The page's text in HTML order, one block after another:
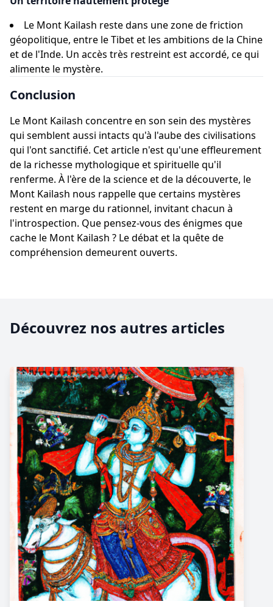
Le Mont Kailash reste dans une zone de friction
géopolitique, entre le Tibet et les ambitions de la Chine
et de l'Inde. Un accès très restreint est accordé, ce qui
alimente le mystère.
Conclusion
Le Mont Kailash concentre en son sein des mystères
qui semblent aussi intacts qu'à l'aube des civilisations
qui l'ont sanctifié. Cet article n'est qu'une effleurement
de la richesse mythologique et spirituelle qu'il
renferme. À l'ère de la science et de la découverte, le
Mont Kailash nous rappelle que certains mystères
restent en marge du rationnel, invitant chacun à
l'introspection. Que pensez-vous des énigmes que
cache le Mont Kailash ? Le débat et la quête de
compréhension demeurent ouverts.
Découvrez nos autres articles